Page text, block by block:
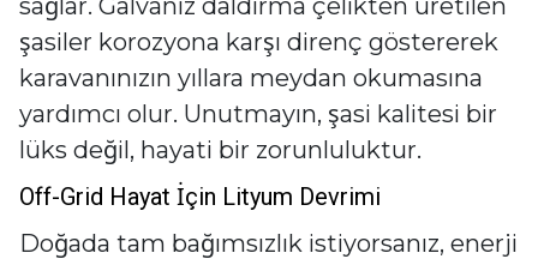
şasiler korozyona karşı direnç göstererek
karavanınızın yıllara meydan okumasına
yardımcı olur. Unutmayın, şasi kalitesi bir
lüks değil, hayati bir zorunluluktur.
Off-Grid Hayat İçin Lityum Devrimi
Doğada tam bağımsızlık istiyorsanız, enerji